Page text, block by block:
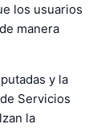
los usuarios
manera
y la
Servicios
la